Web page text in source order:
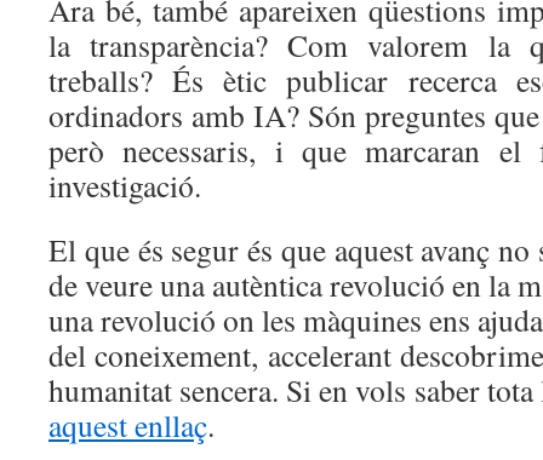
Ara bé, també apareixen qüestions
la transparència? Com valorem la
treballs? És ètic publicar recerca
ordinadors amb IA? Són preguntes
però necessaris, i que marcaran
investigació.
El que és segur és que aquest avanç
de veure una autèntica revolució en la
una revolució on les màquines ens
del coneixement, accelerant
humanitat sencera. Si en vols saber
aquest enllaç.